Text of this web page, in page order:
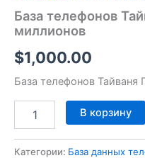
База телефонов
миллионов
$1,000.00
База телефонов Тайваня
В корзину
Категории: База данных